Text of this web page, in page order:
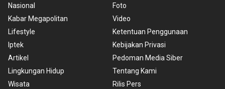
Nasional
Kabar Megapolitan
Lifestyle
Iptek
Artikel
Lingkungan Hidup
Wisata
Foto
Video
Ketentuan Penggunaan
Kebijakan Privasi
Pedoman Media Siber
Tentang Kami
Rilis Pers